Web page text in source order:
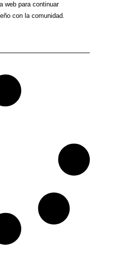
web para continuar
con la comunidad.